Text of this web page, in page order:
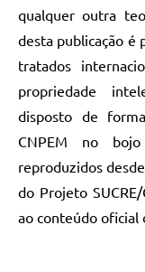
qualquer outra
desta publicação é
tratados
propriedade
disposto de
CNPEM no
reproduzidos
do Projeto
ao conteúdo oficial